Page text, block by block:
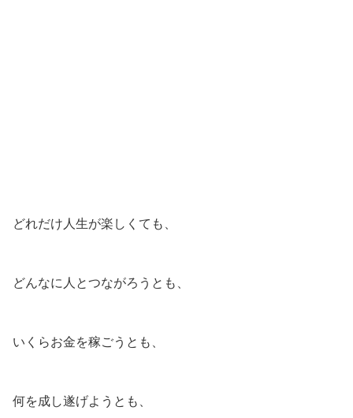
どれだけ人生が楽しくても、
どんなに人とつながろうとも、
いくらお金を稼ごうとも、
何を成し遂げようとも、